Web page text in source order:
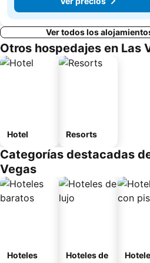
Ver todos los
Otros hospedajes en Las
Hotel Resorts
Categorías destacadas
Vegas
Hoteles
Hoteles de